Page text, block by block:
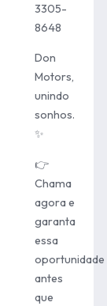
3305-
8648
Don
Motors,
unindo
sonhos.
✨
👉
Chama
agora e
garanta
essa
oportunidade
antes
que